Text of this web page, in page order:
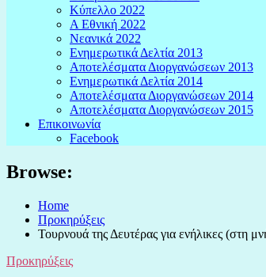
Κύπελλο 2022
Α Εθνική 2022
Νεανικά 2022
Ενημερωτικά Δελτία 2013
Αποτελέσματα Διοργανώσεων 2013
Ενημερωτικά Δελτία 2014
Αποτελέσματα Διοργανώσεων 2014
Αποτελέσματα Διοργανώσεων 2015
Επικοινωνία
Facebook
Browse:
Home
Προκηρύξεις
Τουρνουά της Δευτέρας για ενήλικες (στη
Προκηρύξεις